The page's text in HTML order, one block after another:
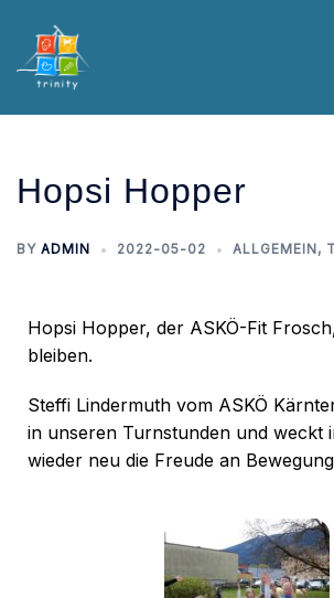
Hopsi Hopper
BY ADMIN 2022-05-02 ALLGEMEIN,
Hopsi Hopper, der ASKÖ-Fit
bleiben.
Steffi Lindermuth vom ASKÖ
in unseren Turnstunden und weckt
wieder neu die Freude an